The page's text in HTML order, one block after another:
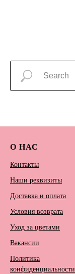
О НАС
Контакты
Наши реквизиты
Доставка и оплата
Условия возврата
Уход за цветами
Вакансии
Политика
конфиденциальности